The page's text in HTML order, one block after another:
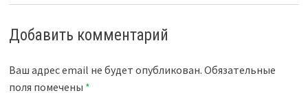
Добавить комментарий
Ваш адрес email не будет опубликован. Обязательные
поля помечены *